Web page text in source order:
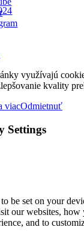
využívajú
kvality
viacOdmietnuť
Settings
be set on your
our websites, how
and to